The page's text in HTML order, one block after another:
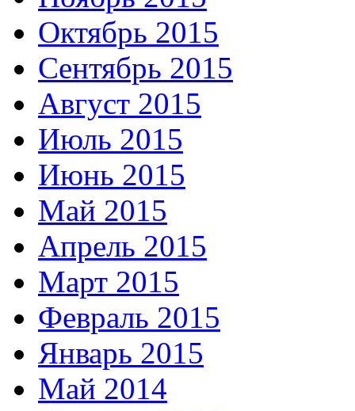
Октябрь 2015
Сентябрь 2015
Август 2015
Июль 2015
Июнь 2015
Май 2015
Апрель 2015
Март 2015
Февраль 2015
Январь 2015
Май 2014